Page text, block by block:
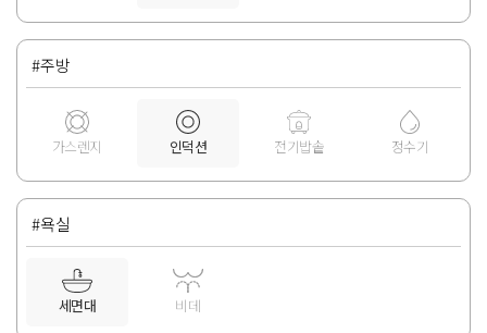
#주방
가스렌지 인덕션 전기밥솥 정수기
#욕실
세면대 비데